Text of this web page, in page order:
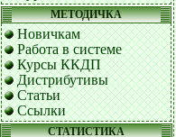
МЕТОДИЧКА
Новичкам
Работа в системе
Курсы ККДП
Дистрибутивы
Статьи
Ссылки
СТАТИСТИКА